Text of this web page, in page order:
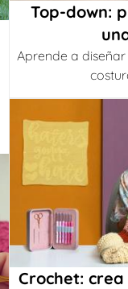
Top-down:
Aprende a
Crochet: